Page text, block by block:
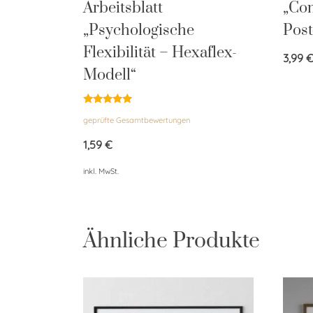
Arbeitsblatt
„Psychologische
Flexibilität – Hexaflex-
Modell“
mit
von 5
geprüfte Gesamtbewertungen
1,59 €
inkl. MwSt.
3,99 €
Ähnliche Produkte